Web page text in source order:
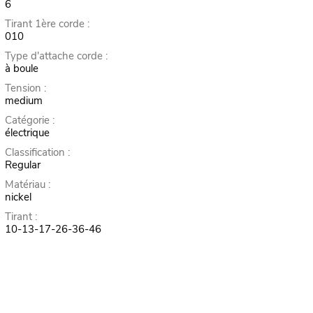
6
Tirant 1ère corde :
010
Type d'attache corde :
à boule
Tension :
medium
Catégorie :
électrique
Classification :
Regular
Matériau :
nickel
Tirant :
10-13-17-26-36-46